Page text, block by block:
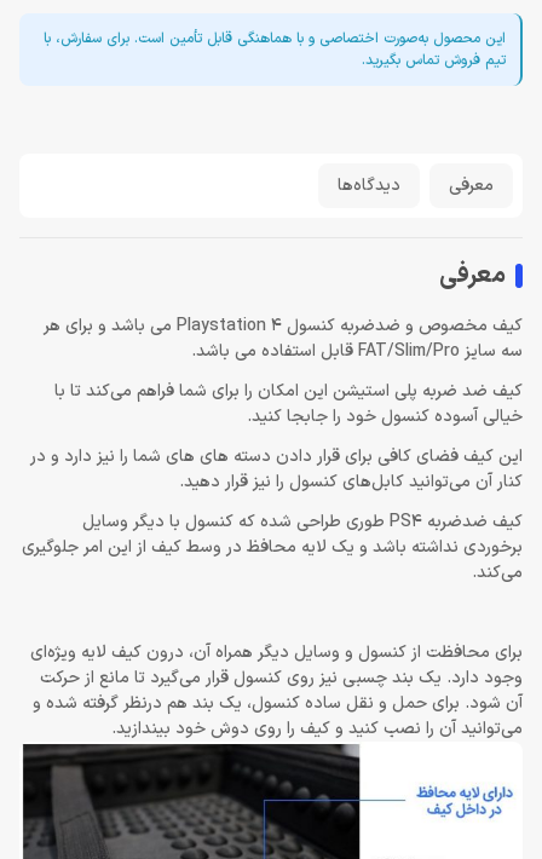
این محصول به‌صورت اختصاصی و با هماهنگی قابل تأمین است. برای سفارش، با
تیم فروش تماس بگیرید.
معرفی دیدگاه‌ها
معرفی
کیف مخصوص و ضدضربه کنسول Playstation 4 می باشد و برای هر
سه سایز FAT/Slim/Pro قابل استفاده می باشد.
کیف ضد ضربه پلی استیشن این امکان را برای شما فراهم می‌کند تا با
خیالی آسوده کنسول خود را جابجا کنید.
این کیف فضای کافی برای قرار دادن دسته های های شما را نیز دارد و در
کنار آن می‌توانید کابل‌های کنسول را نیز قرار دهید.
کیف ضدضربه PS4‌ طوری طراحی شده که کنسول با دیگر وسایل
برخوردی نداشته باشد و یک لایه محافظ در وسط کیف از این امر جلوگیری
می‌کند.
برای محافظت از کنسول و وسایل دیگر همراه آن، درون کیف لایه ویژه‌ای
وجود دارد. یک بند چسبی نیز روی کنسول قرار می‌گیرد تا مانع از حرکت
آن شود. برای حمل و نقل ساده کنسول، یک بند هم درنظر گرفته شده و
می‌توانید آن را نصب کنید و کیف را روی دوش خود بیندازید.